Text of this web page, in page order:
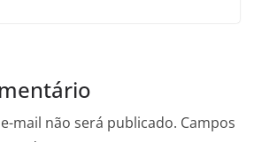
mail não será publicado. Campos